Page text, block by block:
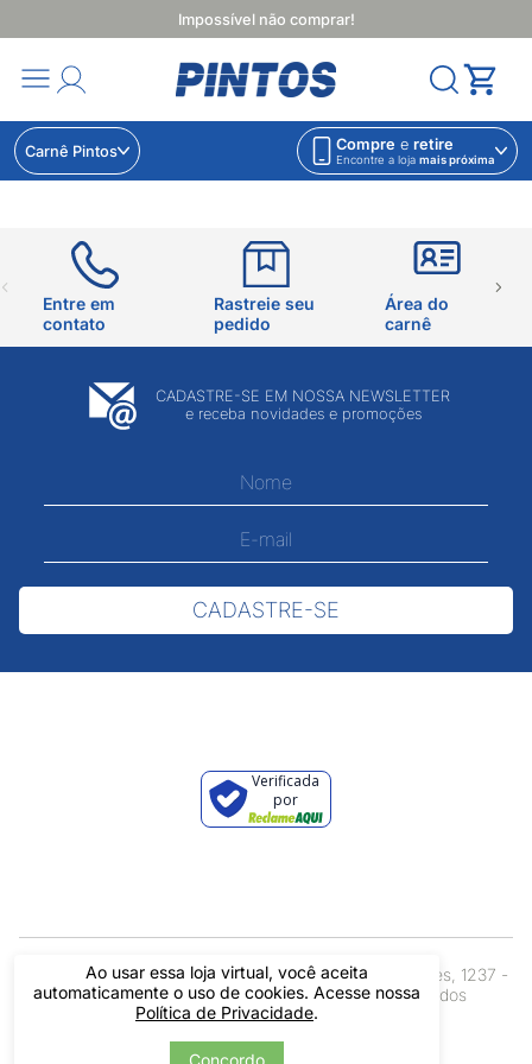
Impossível não comprar!
Carnê Pintos Compre e retire
Encontre a loja mais próxima
Ao usar essa loja virtual, você aceita
automaticamente o uso de cookies. Acesse nossa
Política de Privacidade.
Concordo
Entre em
contato
Rastreie seu
pedido
Área do
carnê
CADASTRE-SE EM NOSSA NEWSLETTER
e receba novidades e promoções
CADASTRE-SE
Verificada
por
Pintos LTDA - 06.837.645/0001-60 - Rua Álvaro Mendes, 1237 -
Centro - Teresina/ PI - Todos os Direitos Reservados